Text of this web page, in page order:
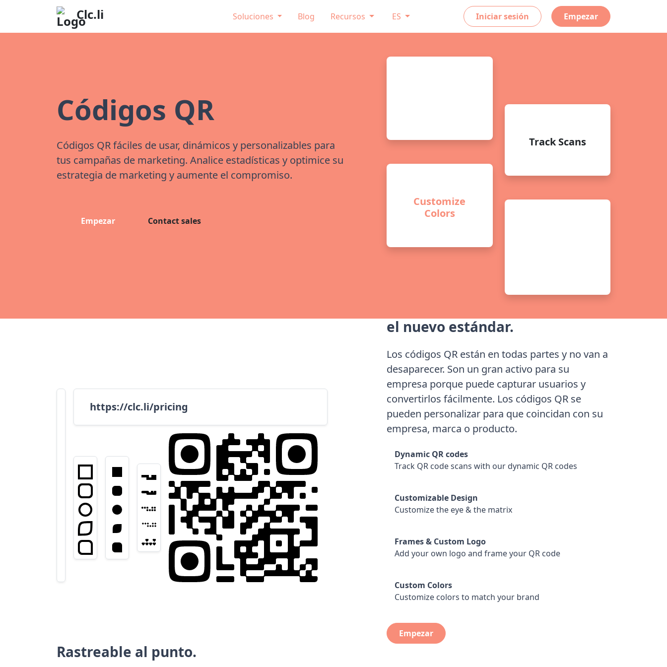
Clc.li Soluciones Blog Recursos ES Iniciar sesión Empezar
Códigos QR
Códigos QR fáciles de usar, dinámicos y personalizables para
tus campañas de marketing. Analice estadísticas y optimice su
estrategia de marketing y aumente el compromiso.
Empezar Contact sales
Customize
Colors
Track Scans
el nuevo estándar.
Los códigos QR están en todas partes y no van a
desaparecer. Son un gran activo para su
empresa porque puede capturar usuarios y
convertirlos fácilmente. Los códigos QR se
pueden personalizar para que coincidan con su
empresa, marca o producto.
Dynamic QR codes
Track QR code scans with our dynamic QR codes
Customizable Design
Customize the eye & the matrix
Frames & Custom Logo
Add your own logo and frame your QR code
Custom Colors
Customize colors to match your brand
Empezar
https://clc.li/pricing
Rastreable al punto.